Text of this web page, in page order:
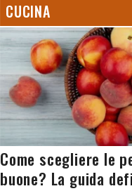
CUCINA
Come scegliere le
buone? La guida